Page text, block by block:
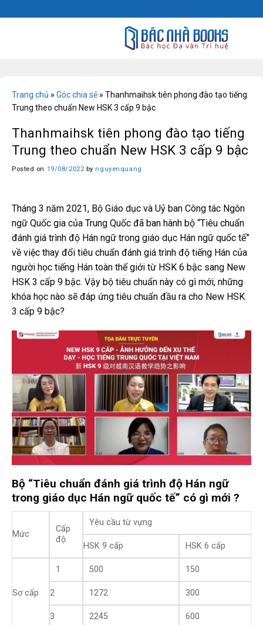
to
Trang chủ » Góc chia sẻ » Thanhmaihsk tiên phong đào tạo tiếng
Trung theo chuẩn New HSK 3 cấp 9 bậc
Thanhmaihsk tiên phong đào tạo tiếng
Trung theo chuẩn New HSK 3 cấp 9 bậc
Posted on 19/08/2022by nguyenquang
Tháng 3 năm 2021, Bộ Giáo dục và Uỷ ban Công tác Ngôn
ngữ Quốc gia của Trung Quốc đã ban hành bộ “Tiêu chuẩn
đánh giá trình độ Hán ngữ trong giáo dục Hán ngữ quốc tế”
về việc thay đổi tiêu chuẩn đánh giá trình độ tiếng Hán của
người học tiếng Hán toàn thế giới từ HSK 6 bậc sang New
HSK 3 cấp 9 bậc. Vậy bộ tiêu chuẩn này có gì mới, những
khóa học nào sẽ đáp ứng tiêu chuẩn đầu ra cho New HSK
3 cấp 9 bậc?
Bộ “Tiêu chuẩn đánh giá trình độ Hán ngữ
trong giáo dục Hán ngữ quốc tế” có gì mới ?
Mức
Cấp
độ
Yêu cầu từ vựng
HSK 9 cấp HSK 6 cấp
Sơ cấp
1 500 150
2 1272 300
3 2245 600